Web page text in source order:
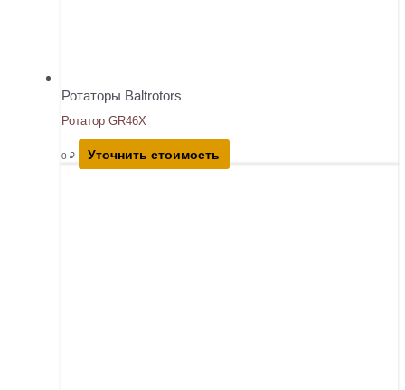
Ротаторы Baltrotors
Ротатор GR46X
0 ₽ Уточнить стоимость